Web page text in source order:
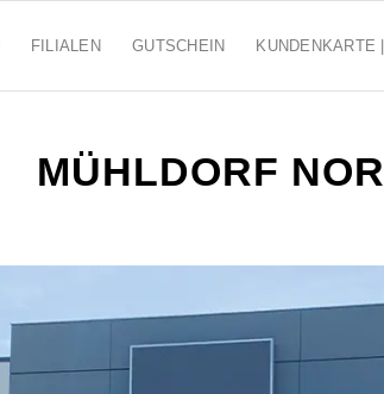
FILIALEN GUTSCHEIN KUNDENKARTE
MÜHLDORF